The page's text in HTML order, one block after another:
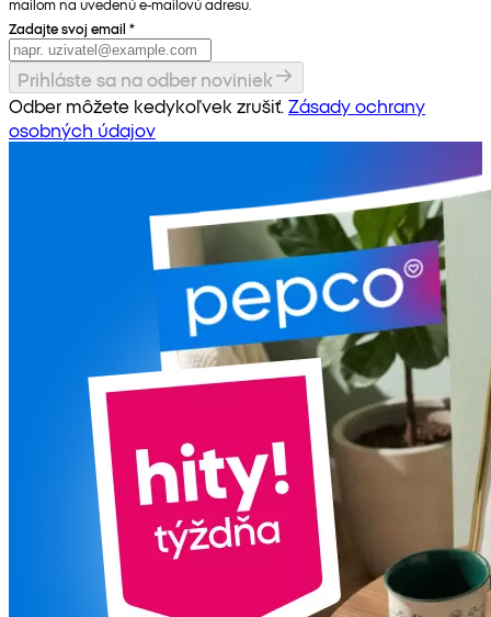
mailom na uvedenú e-mailovú adresu.
Zadajte svoj email *
Prihláste sa na odber noviniek
Odber môžete kedykoľvek zrušiť. Zásady ochrany
osobných údajov